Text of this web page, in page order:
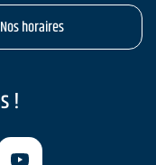
Nos horaires
!